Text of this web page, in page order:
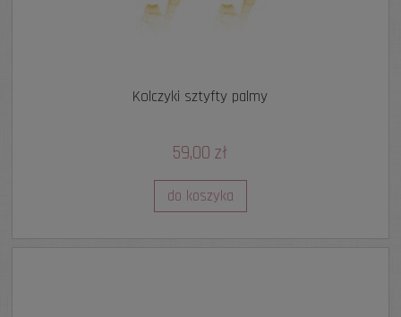
Kolczyki sztyfty palmy
59,00 zł
do koszyka